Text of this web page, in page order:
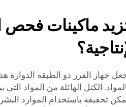
ماكينات فحص
جهاز الفرز ذو الطبقة الدوارة
الكتل الهائلة من المواد التي
تحقيقه باستخدام الموارد